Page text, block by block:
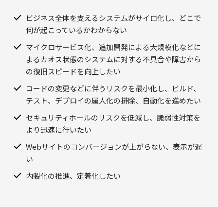
ビジネス全体を支えるシステムがサイロ化し、どこで
何が起こっているかわからない
マイクロサービス化、追加開発による大規模化などに
よるカオス状態のシステムに対する不具合や障害から
の復旧スピードを向上したい
コードの変更などに伴うリスクを最小化し、ビルド、
テスト、デプロイの属人化の排除、自動化を進めたい
セキュリティホールのリスクを低減し、脆弱性対策を
より迅速に行いたい
Webサイトのコンバージョンが上がらない、表示が遅
い
内製化の推進、定着化したい